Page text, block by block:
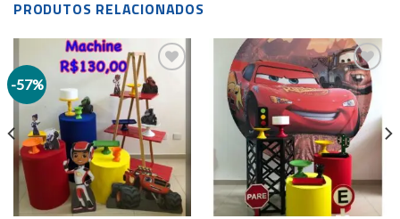
PRODUTOS RELACIONADOS
-57%
Add to
wishlist
Add to
wishlist